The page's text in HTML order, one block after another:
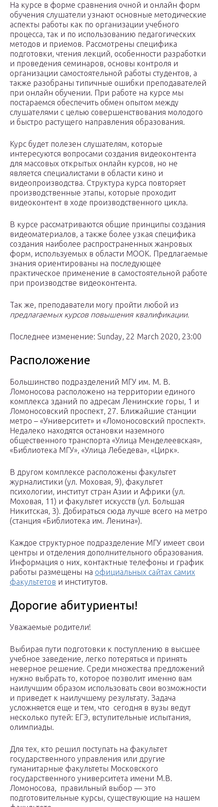
На курсе в форме сравнения очной и онлайн форм
обучения слушатели узнают основные методические
аспекты работы как по организации учебного
процесса, так и по использованию педагогических
методов и приемов. Рассмотрены специфика
подготовки, чтения лекций, особенности разработки
и проведения семинаров, основы контроля и
организации самостоятельной работы студентов, а
также разобраны типичные ошибки преподавателей
при онлайн обучении. При работе на курсе мы
постараемся обеспечить обмен опытом между
слушателями с целью совершенствования молодого
и быстро растущего направления образования.
Курс будет полезен слушателям, которые
интересуются вопросами создания видеоконтента
для массовых открытых онлайн курсов, но не
является специалистами в области кино и
видеопроизводства. Структура курса повторяет
производственные этапы, которые проходит
видеоконтент в ходе производственного цикла.
В курсе рассматриваются общие принципы создания
видеоматериалов, а также более узкая специфика
создания наиболее распространенных жанровых
форм, используемых в области МООК. Предлагаемые
знания ориентированы на последующее
практическое применение в самостоятельной работе
при производстве видеоконтента.
Так же, преподаватели могу пройти любой из
предлагаемых курсов повышения квалификации.
Последнее изменение: Sunday, 22 March 2020, 23:00
Расположение
Большинство подразделений МГУ им. М. В.
Ломоносова расположено на территории единого
комплекса зданий по адресам Ленинские горы, 1 и
Ломоносовский проспект, 27. Ближайшие станции
метро – «Университет» и «Ломоносовский проспект».
Недалеко находятся остановки наземного
общественного транспорта «Улица Менделеевская»,
«Библиотека МГУ», «Улица Лебедева», «Цирк».
В другом комплексе расположены факультет
журналистики (ул. Моховая, 9), факультет
психологии, институт стран Азии и Африки (ул.
Моховая, 11) и факультет искусств (ул. Большая
Никитская, 3). Добираться сюда лучше всего на метро
(станция «Библиотека им. Ленина»).
Каждое структурное подразделение МГУ имеет свои
центры и отделения дополнительного образования.
Информация о них, контактные телефоны и график
работы размещены на официальных сайтах самих
факультетов и институтов.
Дорогие абитуриенты!
Уважаемые родители!
Выбирая пути подготовки к поступлению в высшее
учебное заведение, легко потеряться и принять
неверное решение. Среди множества предложений
нужно выбрать то, которое позволит именно вам
наилучшим образом использовать свои возможности
и приведет к наилучшему результату. Задача
усложняется еще и тем, что сегодня в вузы ведут
несколько путей: ЕГЭ, вступительные испытания,
олимпиады.
Для тех, кто решил поступать на факультет
государственного управления или другие
гуманитарные факультеты Московского
государственного университета имени М.В.
Ломоносова, правильный выбор — это
подготовительные курсы, существующие на нашем